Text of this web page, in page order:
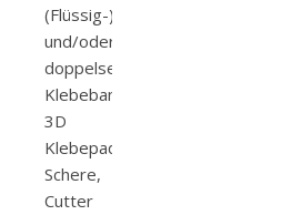
(Flüssig-)Kleber
und/oder
doppelseitiges
Klebeband
3D
Klebepads
Schere,
Cutter